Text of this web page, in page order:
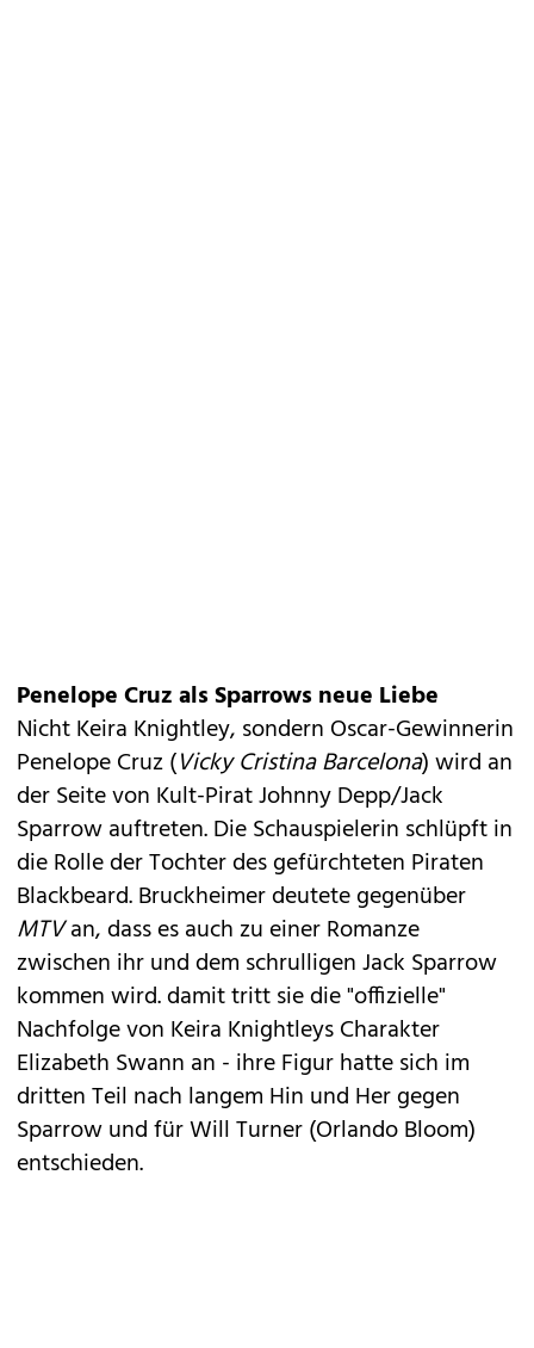
Penelope Cruz als Sparrows neue Liebe
Nicht Keira Knightley, sondern Oscar-Gewinnerin
Penelope Cruz (Vicky Cristina Barcelona) wird an
der Seite von Kult-PiratJohnny Depp/Jack
Sparrowauftreten. Die Schauspielerin schlüpft in
die Rolle der Tochter des gefürchteten Piraten
Blackbeard. Bruckheimer deutete gegenüber
MTVan, dass es auch zu einer Romanze
zwischen ihr und dem schrulligen Jack Sparrow
kommen wird. damit tritt sie die "offizielle"
Nachfolge von Keira Knightleys Charakter
Elizabeth Swann an - ihre Figur hatte sich im
dritten Teil nach langem Hin und Her gegen
Sparrow und für Will Turner (Orlando Bloom)
entschieden.